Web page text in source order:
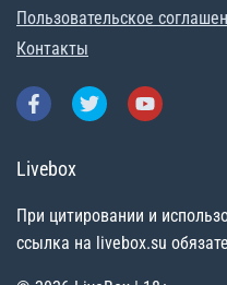
Пользовательское
Контакты
Livebox
При цитировании и
ссылка на livebox.su